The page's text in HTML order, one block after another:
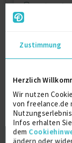
Zustimmung
Herzlich
Wir nutzen
von freelance.de
Infos erhalten
dem
ändern oder
€70/Stunde
Marktforschung /